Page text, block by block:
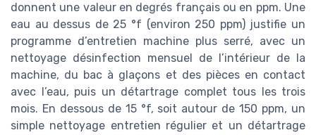
donnent une valeur en degrés français ou en ppm. Une
eau au dessus de 25 °f (environ 250 ppm) justifie un
programme d’entretien machine plus serré, avec un
nettoyage désinfection mensuel de l’intérieur de la
machine, du bac à glaçons et des pièces en contact
avec l’eau, puis un détartrage complet tous les trois
mois. En dessous de 15 °f, soit autour de 150 ppm, un
simple nettoyage entretien régulier et un détartrage